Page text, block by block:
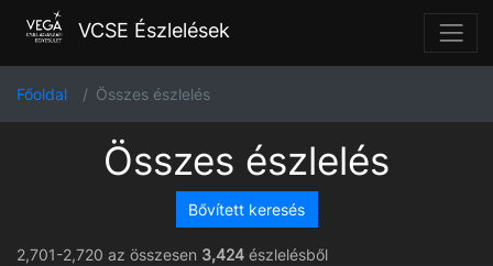
VCSE Észlelések
Főoldal Összes észlelés
Összes észlelés
Bővített keresés
2,701-2,720 az összesen 3,424 észlelésből